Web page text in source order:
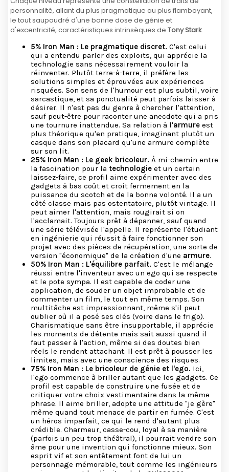
personnalité, allant du plus pragmatique au plus flamboyant,
le tout saupoudré d'une bonne dose de génie et
d'excentricité, caractéristiques intrinsèques de Tony Stark.
5% Iron Man : Le pragmatique discret. C'est celui
qui a entendu parler des exploits, qui apprécie la
technologie sans nécessairement vouloir la
réinventer. Plutôt terre-à-terre, il préfère les
solutions simples et éprouvées aux expériences
risquées. Son sens de l'humour est plus subtil, voire
sarcastique, et sa ponctualité peut parfois laisser à
désirer. Il n'est pas du genre à chercher l'attention,
sauf peut-être pour raconter une anecdote qui a pris
une tournure inattendue. Sa relation à l'armure est
plus théorique qu'en pratique, imaginant plutôt un
casque dans son placard qu'une armure complète
sur son lit.
25% Iron Man : Le geek bricoleur. À mi-chemin entre
la fascination pour la technologie et un certain
laissez-faire, ce profil aime expérimenter avec des
gadgets à bas coût et croit fermement en la
puissance du scotch et de la bonne volonté. Il a un
côté classe mais pas ostentatoire, plutôt vintage. Il
peut aimer l'attention, mais rougirait si on
l'acclamait. Toujours prêt à dépanner, sauf quand
une série télévisée l'appelle. Il représente l'étudiant
en ingénierie qui réussit à faire fonctionner son
projet avec des pièces de récupération, une sorte de
version "économique" de la création d'une armure.
50% Iron Man : L'équilibre parfait. C'est le mélange
réussi entre l'inventeur avec un ego qui se respecte
et le pote sympa. Il est capable de coder une
application, de souder un objet improbable et de
commenter un film, le tout en même temps. Son
multitâche est impressionnant, même s'il peut
oublier où il a posé ses clés (voire dans le frigo).
Charismatique sans être insupportable, il apprécie
les moments de détente mais sait aussi quand il
faut passer à l'action, même si des doutes bien
réels le rendent attachant. Il est prêt à pousser les
limites, mais avec une conscience des risques.
75% Iron Man : Le bricoleur de génie et l'ego. Ici,
l'ego commence à briller autant que les gadgets. Ce
profil est capable de construire une fusée et de
critiquer votre choix vestimentaire dans la même
phrase. Il aime briller, adopte une attitude "je gère"
même quand tout menace de partir en fumée. C'est
un héros imparfait, ce qui le rend d'autant plus
crédible. Charmeur, casse-cou, loyal à sa manière
(parfois un peu trop théâtral), il pourrait vendre son
âme pour une invention qui fonctionne mieux. Son
esprit vif et son entêtement font de lui un
personnage mémorable, tout comme les ingénieurs